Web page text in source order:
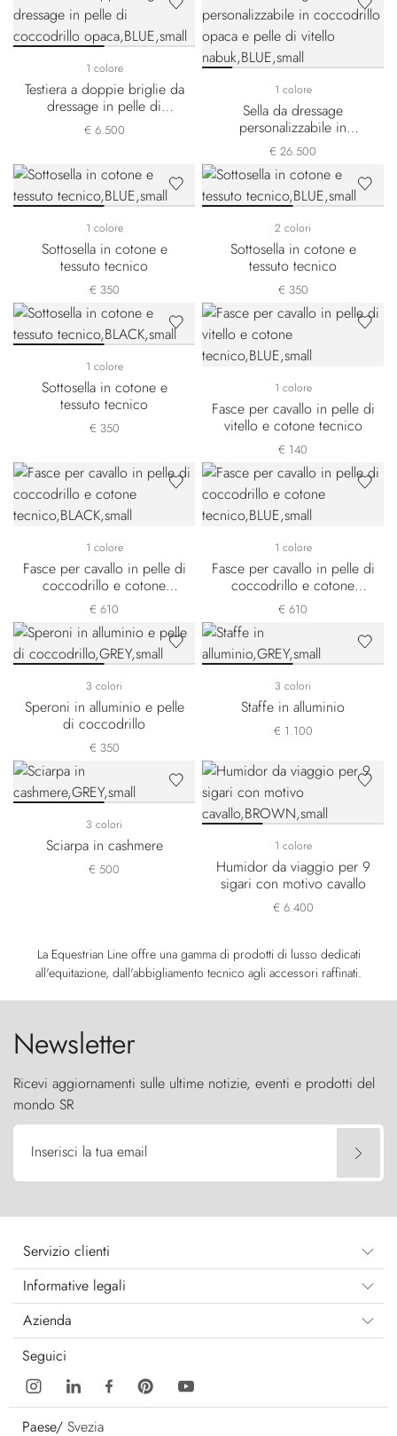
1 colore
Testiera a doppie briglie da
dressage in pelle di
coccodrillo opaca
€ 6.500
1 colore
Sella da dressage
personalizzabile in
coccodrillo opaca e pelle
di vitello nabuk
€ 26.500
1 colore
Sottosella in cotone e
tessuto tecnico
€ 350
2 colori
Sottosella in cotone e
tessuto tecnico
€ 350
1 colore
Sottosella in cotone e
tessuto tecnico
€ 350
1 colore
Fasce per cavallo in pelle di
vitello e cotone tecnico
€ 140
1 colore
Fasce per cavallo in pelle di
coccodrillo e cotone
tecnico
€ 610
1 colore
Fasce per cavallo in pelle di
coccodrillo e cotone
tecnico
€ 610
3 colori
Speroni in alluminio e pelle
di coccodrillo
€ 350
3 colori
Staffe in alluminio
€ 1.100
3 colori
Sciarpa in cashmere
€ 500
1 colore
Humidor da viaggio per 9
sigari con motivo cavallo
€ 6.400
La Equestrian Line offre una gamma di prodotti di lusso dedicati
all'equitazione, dall'abbigliamento tecnico agli accessori raffinati.
Newsletter
Ricevi aggiornamenti sulle ultime notizie, eventi e prodotti del
mondo SR
Inserisci la tua email
Servizio clienti
Informative legali
Azienda
Seguici
Paese/ Svezia